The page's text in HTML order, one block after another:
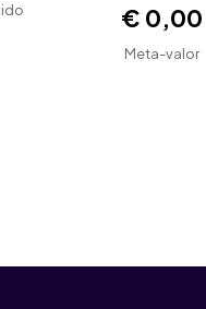
€ 0,00
Meta-valor